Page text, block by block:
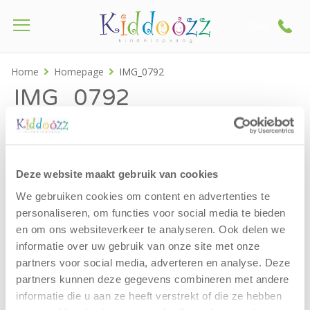
Deze website maakt gebruik van cookies
We gebruiken cookies om content en advertenties te
personaliseren, om functies voor social media te bieden
en om ons websiteverkeer te analyseren. Ook delen we
informatie over uw gebruik van onze site met onze
partners voor social media, adverteren en analyse. Deze
partners kunnen deze gegevens combineren met andere
informatie die u aan ze heeft verstrekt of die ze hebben
Home Homepage IMG_0792
IMG_0792